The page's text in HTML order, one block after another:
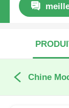
Chine